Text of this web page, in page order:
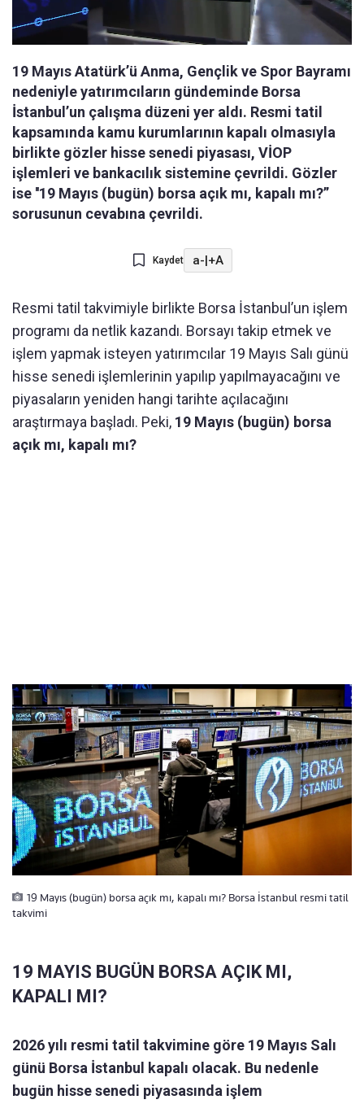
19 Mayıs Atatürk’ü Anma, Gençlik ve Spor Bayramı
nedeniyle yatırımcıların gündeminde Borsa
İstanbul’un çalışma düzeni yer aldı. Resmi tatil
kapsamında kamu kurumlarının kapalı olmasıyla
birlikte gözler hisse senedi piyasası, VİOP
işlemleri ve bankacılık sistemine çevrildi. Gözler
ise ''19 Mayıs (bugün) borsa açık mı, kapalı mı?”
sorusunun cevabına çevrildi.
Kaydet a-|+A
Resmi tatil takvimiyle birlikte Borsa İstanbul’un işlem
programı da netlik kazandı. Borsayı takip etmek ve
işlem yapmak isteyen yatırımcılar 19 Mayıs Salı günü
hisse senedi işlemlerinin yapılıp yapılmayacağını ve
piyasaların yeniden hangi tarihte açılacağını
araştırmaya başladı. Peki, 19 Mayıs (bugün) borsa
açık mı, kapalı mı?
19 Mayıs (bugün) borsa açık mı, kapalı mı? Borsa İstanbul resmi tatil
takvimi
19 MAYIS BUGÜN BORSA AÇIK MI,
KAPALI MI?
2026 yılı resmi tatil takvimine göre 19 Mayıs Salı
günü Borsa İstanbul kapalı olacak. Bu nedenle
bugün hisse senedi piyasasında işlem